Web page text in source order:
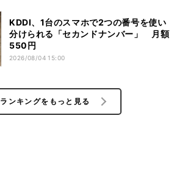
KDDI、1台のスマホで2つの番号を使い
分けられる「セカンドナンバー」 月額
550円
2026/08/04 15:00
ランキングをもっと見る